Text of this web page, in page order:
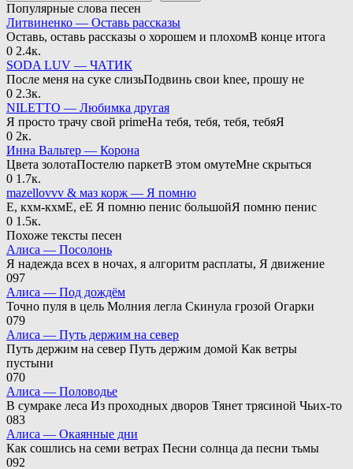
Популярные слова песен
Литвиненко — Оставь рассказы
Оставь, оставь рассказы о хорошем и плохомВ конце итога
0 2.4к.
SODA LUV — ЧАТИК
После меня на суке слизьПодвинь свои knee, прошу не
0 2.3к.
NILETTO — Любимка другая
Я просто трачу свой primeНа тебя, тебя, тебя, тебяЯ
0 2к.
Инна Вальтер — Корона
Цвета золотаПостелю паркетВ этом омутеМне скрыться
0 1.7к.
mazellovvv & маз корж — Я помню
Е, кхм-кхмЕ, еЕ Я помню пенис большойЯ помню пенис
0 1.5к.
Похоже тексты песен
Алиса — Посолонь
Я надежда всех в ночах, я алгоритм расплаты, Я движение
097
Алиса — Под дождём
Точно пуля в цель Молния легла Скинула грозой Огарки
079
Алиса — Путь держим на север
Путь держим на север Путь держим домой Как ветры
пустыни
070
Алиса — Половодье
В сумраке леса Из проходных дворов Тянет трясиной Чьих-то
083
Алиса — Окаянные дни
Как сошлись на семи ветрах Песни солнца да песни тьмы
092